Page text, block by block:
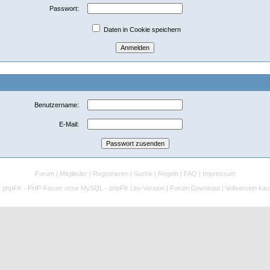
Passwort:
Daten in Cookie speichern
Benutzername:
E-Mail:
Forum Mitglieder Registrieren Suche Regeln FAQ
Impressum
phpFK - PHP-Forum ohne MySQL - phpFK Lite-Version Forum Download Vollversion